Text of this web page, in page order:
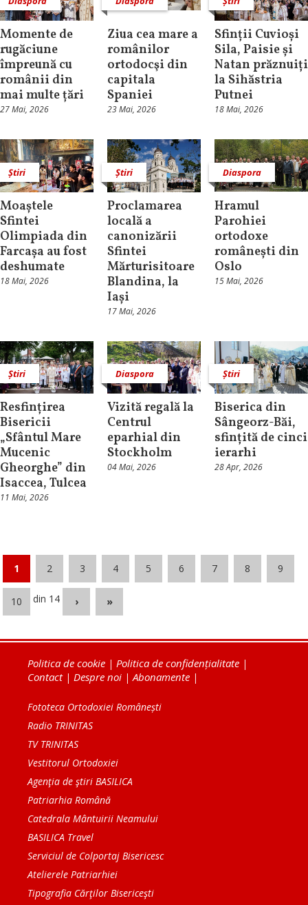
Momente de
rugăciune
împreună cu
românii din
mai multe țări
27 Mai, 2026
Ziua cea mare a
românilor
ortodocşi din
capitala
Spaniei
23 Mai, 2026
Sfinții Cuvioși
Sila, Paisie și
Natan prăznuiți
la Sihăstria
Putnei
18 Mai, 2026
Știri
Moaștele
Sfintei
Olimpiada din
Farcașa au fost
deshumate
18 Mai, 2026
Știri
Proclamarea
locală a
canonizării
Sfintei
Mărturisitoare
Blandina, la
Iași
17 Mai, 2026
Diaspora
Hramul
Parohiei
ortodoxe
românești din
Oslo
15 Mai, 2026
Știri
Resfințirea
Bisericii
„Sfântul Mare
Mucenic
Gheorghe” din
Isaccea, Tulcea
11 Mai, 2026
Diaspora
Vizită regală la
Centrul
eparhial din
Stockholm
04 Mai, 2026
Știri
Biserica din
Sângeorz-Băi,
sfințită de cinci
ierarhi
28 Apr, 2026
1 2 3 4 5 6 7 8 9
10 din 14 › »
Politica de cookie | Politica de confidențialitate |
Contact| Despre noi |Abonamente |
Fototeca Ortodoxiei Românești
Radio TRINITAS
TV TRINITAS
Vestitorul Ortodoxiei
Agenţia de ştiri BASILICA
Patriarhia Română
Catedrala Mântuirii Neamului
BASILICA Travel
Serviciul de Colportaj Bisericesc
Atelierele Patriarhiei
Tipografia Cărţilor Bisericeşti